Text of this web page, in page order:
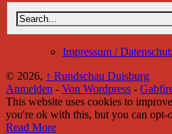
Impressum /
© 2026, ↑ Rundschau Duisburg
Anmelden - Von Wordpress -
This website uses cookies to
you're ok with this, but you can opt-
Read More